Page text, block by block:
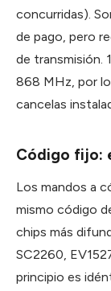
concurridas).
de pago, pero
de transmisión.
868 MHz, por lo
cancelas
Código fijo:
Los mandos a
mismo código
chips más
SC2260,
principio es